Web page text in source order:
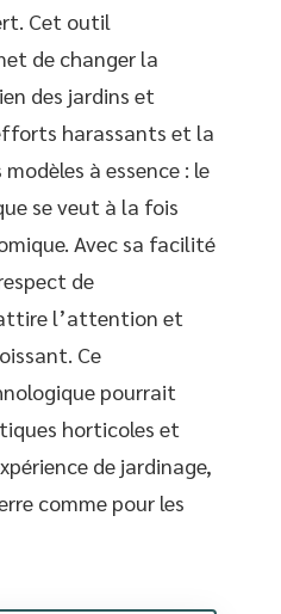
Cet outil
de changer la
des jardins et
harassants et la
à essence : le
se veut à la fois
Avec sa facilité
de
l’attention et
Ce
pourrait
horticoles et
de jardinage,
comme pour les